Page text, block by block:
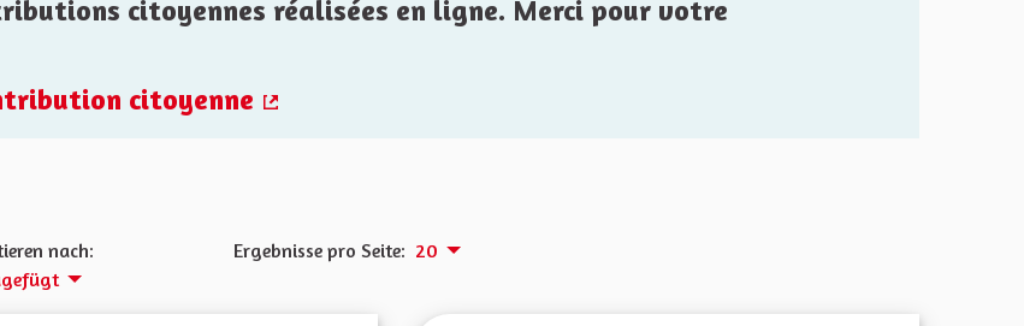
citoyennes réalisées en ligne. Merci pour votre
citoyenne
nach:
Ergebnisse pro Seite: 20